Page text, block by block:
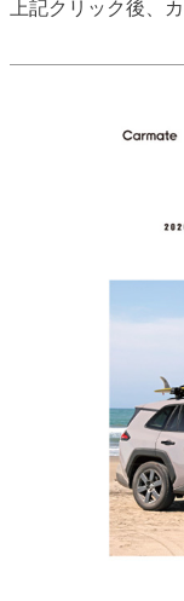
上記クリック後、